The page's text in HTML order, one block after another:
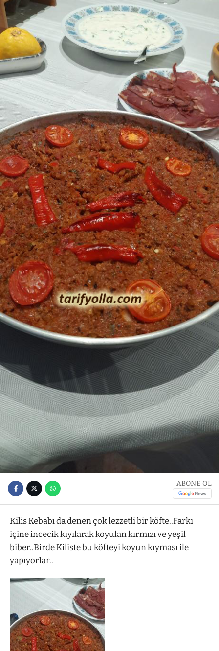
ABONE OL
Kilis Kebabı da denen çok lezzetli bir köfte..Farkı
içine incecik kıyılarak koyulan kırmızı ve yeşil
biber..Birde Kiliste bu köfteyi koyun kıyması ile
yapıyorlar..